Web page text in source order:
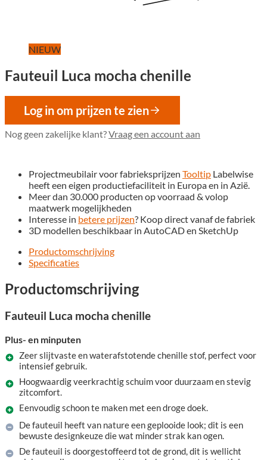
NIEUW
Fauteuil Luca mocha chenille
Log in om prijzen te zien
Nog geen zakelijke klant?Vraag een account aan
Projectmeubilair voor fabrieksprijzen Tooltip Labelwise
heeft een eigen productiefaciliteit in Europa en in Azië.
Meer dan 30.000 producten op voorraad & volop
maatwerk mogelijkheden
Interesse in betere prijzen? Koop direct vanaf de fabriek
3D modellen beschikbaar in AutoCAD en SketchUp
Productomschrijving
Specificaties
Productomschrijving
Fauteuil Luca mocha chenille
Plus- en minputen
Zeer slijtvaste en waterafstotende chenille stof, perfect voor
intensief gebruik.
Hoogwaardig veerkrachtig schuim voor duurzaam en stevig
zitcomfort.
Eenvoudig schoon te maken met een droge doek.
De fauteuil heeft van nature een geplooide look; dit is een
bewuste designkeuze die wat minder strak kan ogen.
De fauteuil is doorgestoffeerd tot de grond, dit is wellicht